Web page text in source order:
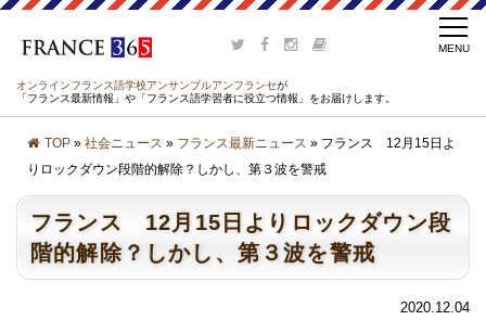
オンラインフランス語学校アンサンブルアンフランセが
「フランス最新情報」や「フランス語学習者に役立つ情報」をお届けします。
TOP » 社会ニュース » フランス最新ニュース » フランス 12月15日よ
りロックダウン段階的解除？しかし、第３波を警戒
フランス 12月15日よりロックダウン段
階的解除？しかし、第３波を警戒
2020.12.04